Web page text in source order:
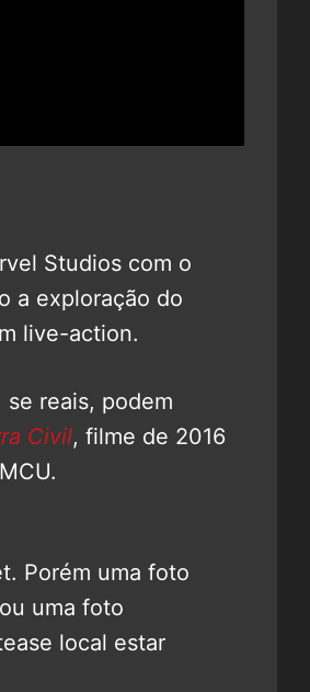
Studios com o
a exploração do
live-action.
reais, podem
Civil, filme de 2016
Porém uma foto
uma foto
local estar